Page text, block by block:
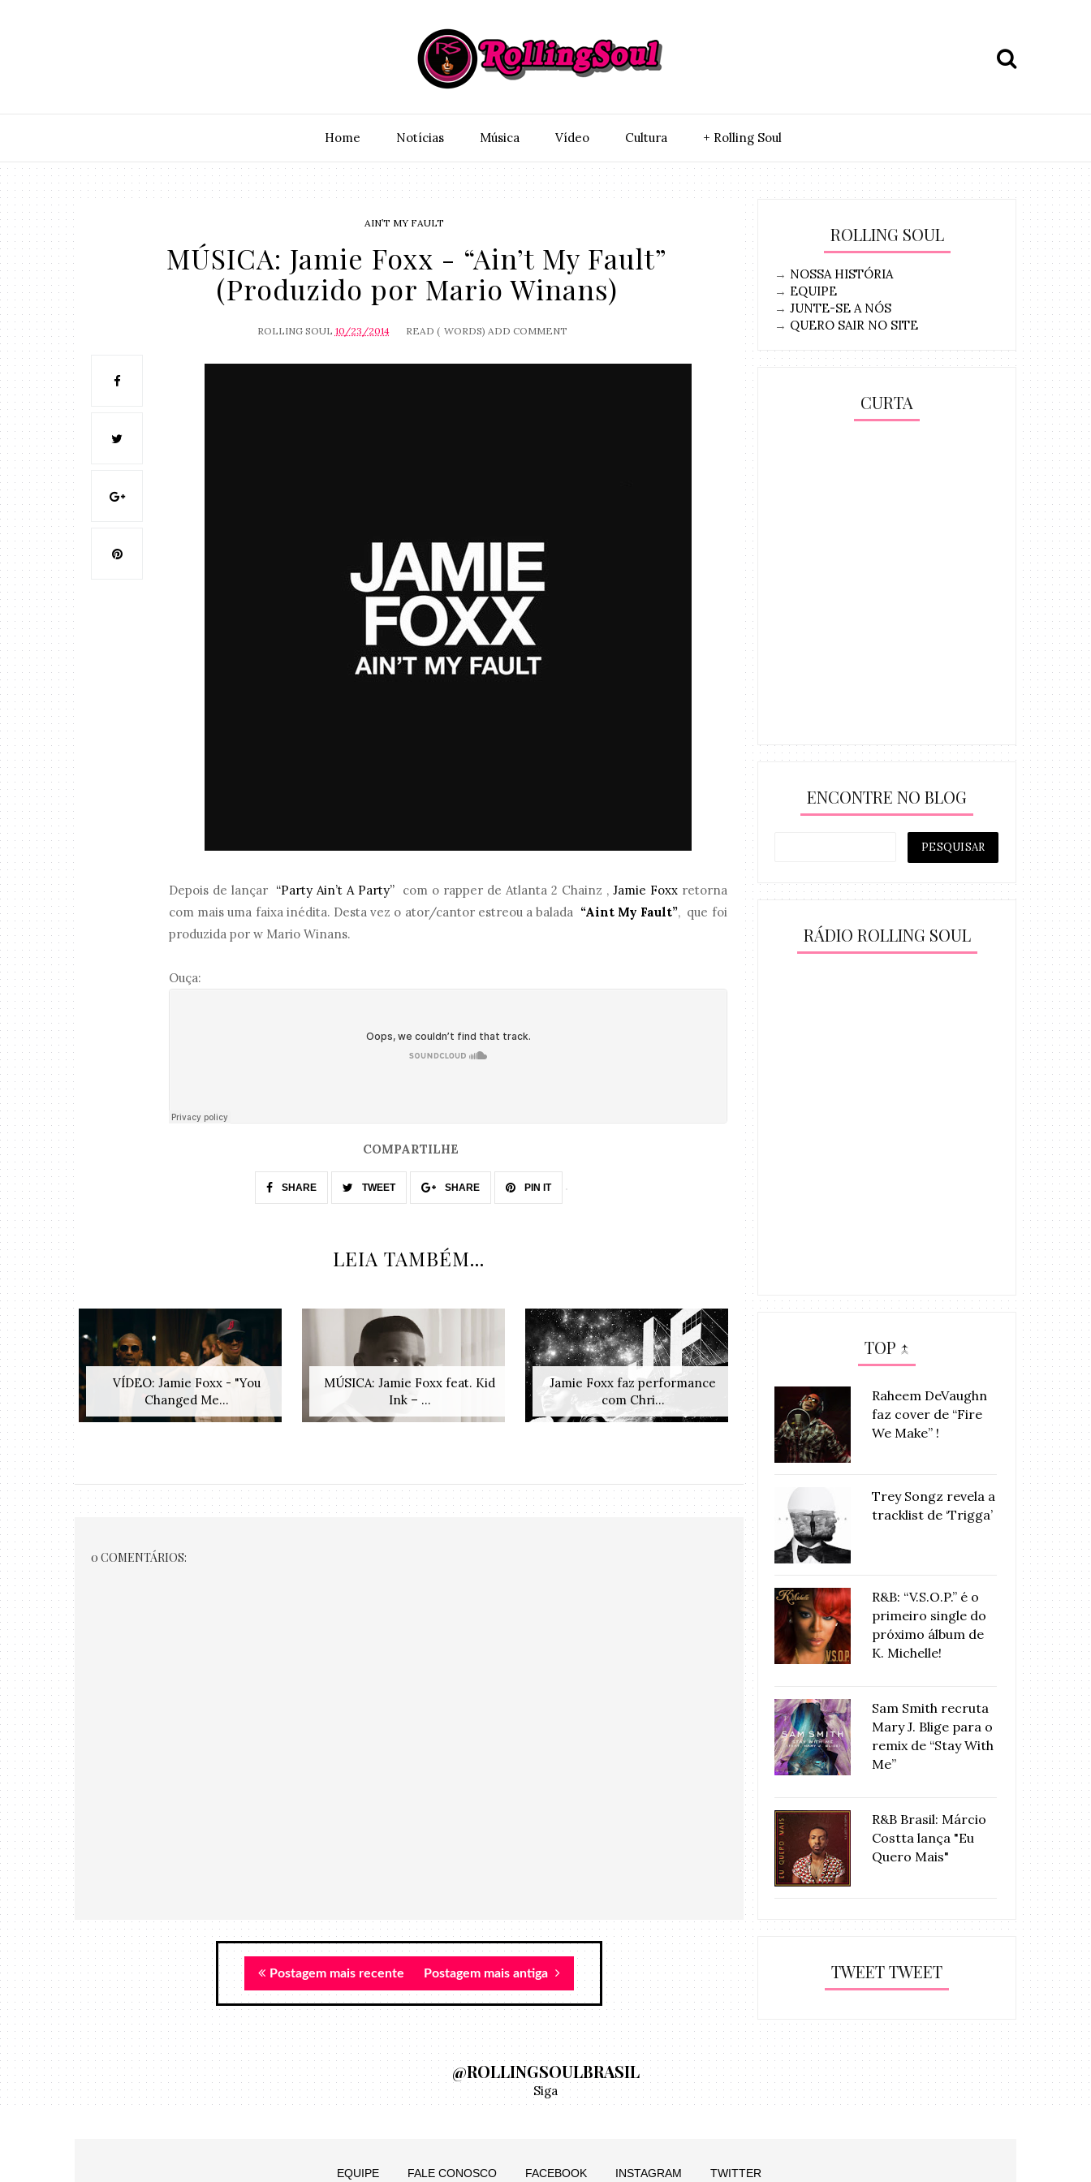
Home Notí­cias Música Vídeo Cultura + Rolling Soul
AIN’T MY FAULT
MÚSICA: Jamie Foxx - “Ain’t My Fault”
(Produzido por Mario Winans)
ROLLING SOUL 10/23/2014 READ ( WORDS) ADD COMMENT
Depois de lançar “Party Ain’t A Party” com o rapper de Atlanta 2 Chainz , Jamie Foxx retorna
com mais uma faixa inédita. Desta vez o ator/cantor estreou a balada “Aint My Fault”, que foi
produzida por w Mario Winans.
Ouça:
COMPARTILHE
SHARE TWEET SHARE PIN IT
LEIA TAMBÉM...
VÍDEO: Jamie Foxx - "You
Changed Me...
MÚSICA: Jamie Foxx feat. Kid
Ink – ...
Jamie Foxx faz performance
com Chri...
Jamie Foxx lança single com
Chris B...
MÚSICA:
0 COMENTÁRIOS:
Postagem mais recente Postagem mais antiga
ROLLING SOUL
→ NOSSA HISTÓRIA
→ EQUIPE
→ JUNTE-SE A NÓS
→ QUERO SAIR NO SITE
CURTA
ENCONTRE NO BLOG
RÁDIO ROLLING SOUL
TOP ↑
Raheem DeVaughn
faz cover de “Fire
We Make” !
Trey Songz revela a
tracklist de ‘Trigga’
R&B: “V.S.O.P.” é o
primeiro single do
próximo álbum de
K. Michelle!
Sam Smith recruta
Mary J. Blige para o
remix de “Stay With
Me”
R&B Brasil: Márcio
Costta lança "Eu
Quero Mais"
TWEET TWEET
@ROLLINGSOULBRASIL
Siga
EQUIPE FALE CONOSCO FACEBOOK INSTAGRAM TWITTER